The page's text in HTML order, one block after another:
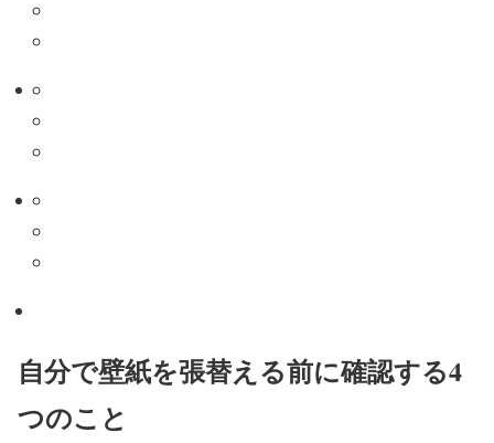
自分で壁紙を張替える前に確認する4
つのこと